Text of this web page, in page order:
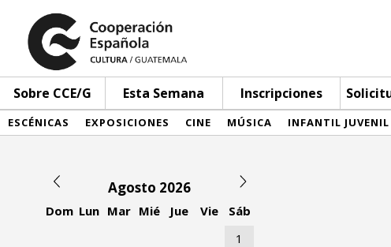
Sobre CCE/G Esta Semana Inscripciones
ESCÉNICAS EXPOSICIONES CINE MÚSICA INFANTIL JUVENIL
Agosto 2026
Dom Lun Mar Mié Jue Vie
Sáb
1